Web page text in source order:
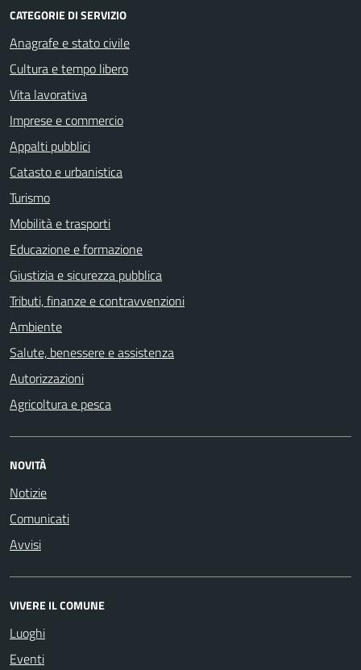
CATEGORIE DI SERVIZIO
Anagrafe e stato civile
Cultura e tempo libero
Vita lavorativa
Imprese e commercio
Appalti pubblici
Catasto e urbanistica
Turismo
Mobilità e trasporti
Educazione e formazione
Giustizia e sicurezza pubblica
Tributi, finanze e contravvenzioni
Ambiente
Salute, benessere e assistenza
Autorizzazioni
Agricoltura e pesca
NOVITÀ
Notizie
Comunicati
Avvisi
VIVERE IL COMUNE
Luoghi
Eventi